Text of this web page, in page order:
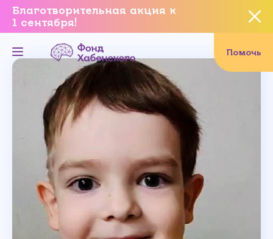
Благотворительная акция к
1 сентября!
Помочь
Вы уверены, что хотите
завершить данное событие?
Да, уверен